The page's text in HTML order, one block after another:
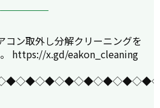
コン取外し分解クリーニングを
https://x.gd/eakon_cleaning